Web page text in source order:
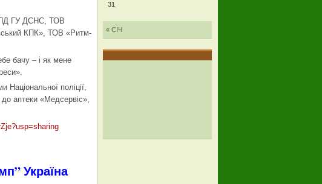
31
« СІЧ
ПД ГУ ДСНС, ТОВ
КПК», ТОВ «Ритм-
бачу – і як мене
Національної поліції,
аптеки «Медсервіс»,
Україна